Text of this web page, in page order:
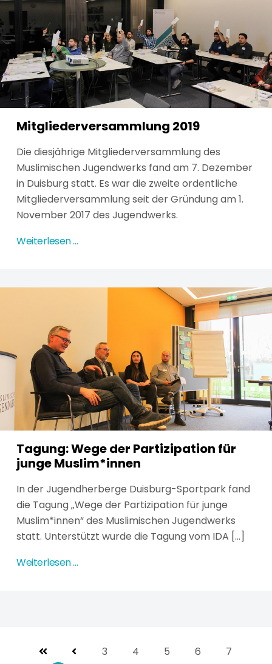
Mitgliederversammlung 2019
Die diesjährige Mitgliederversammlung des
Muslimischen Jugendwerks fand am 7. Dezember
in Duisburg statt. Es war die zweite ordentliche
Mitgliederversammlung seit der Gründung am 1.
November 2017 des Jugendwerks.
Weiterlesen …
Tagung: Wege der Partizipation für
junge Muslim*innen
In der Jugendherberge Duisburg-Sportpark fand
die Tagung „Wege der Partizipation für junge
Muslim*innen“ des Muslimischen Jugendwerks
statt. Unterstützt wurde die Tagung vom IDA [...]
Weiterlesen …
3 4 5 6
7